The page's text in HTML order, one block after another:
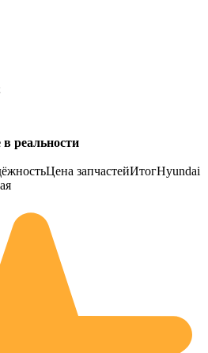
реальности
запчастейИтогHyundai